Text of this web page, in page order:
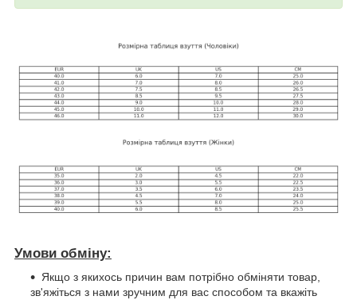
Умови обміну:
Якщо з якихось причин вам потрібно обміняти товар,
зв'яжіться з нами зручним для вас способом та вкажіть